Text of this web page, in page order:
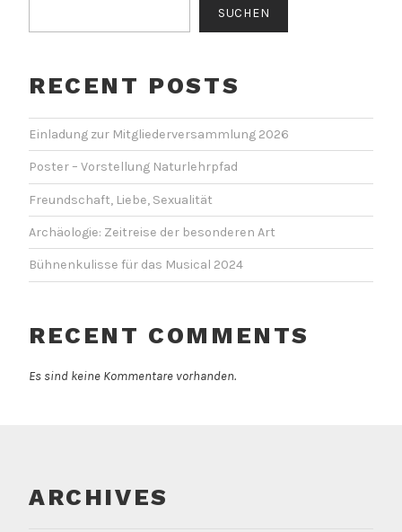
SUCHEN
RECENT POSTS
Einladung zur Mitgliederversammlung 2026
Poster – Vorstellung Naturlehrpfad
Freundschaft, Liebe, Sexualität
Archäologie: Zeitreise der besonderen Art
Bühnenkulisse für das Musical 2024
RECENT COMMENTS
Es sind keine Kommentare vorhanden.
ARCHIVES